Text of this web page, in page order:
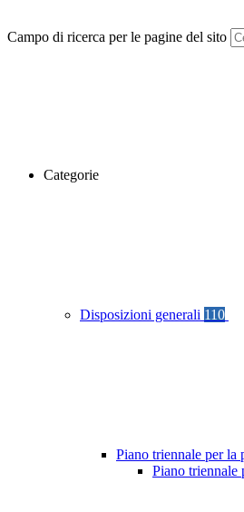
Campo di ricerca per le pagine del sito
Categorie
Disposizioni generali 110
Piano triennale per la
Piano triennale